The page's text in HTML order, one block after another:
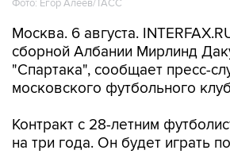
Фото: Егор Алеев/ТАСС
Москва. 6 августа.
сборной Албании Мирлинд
"Спартака", сообщает пресс-
московского футбольного
Контракт с 28-летним
на три года. Он будет играть